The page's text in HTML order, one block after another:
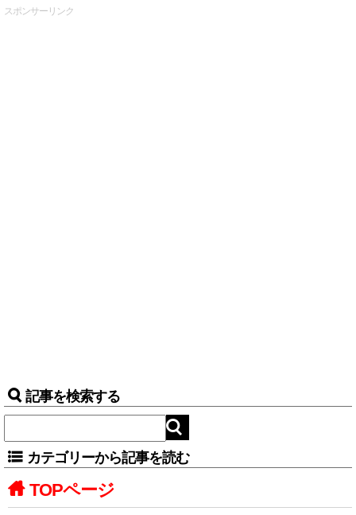
スポンサーリンク
記事を検索する
カテゴリーから記事を読む
TOPページ